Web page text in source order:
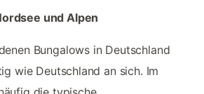
und Alpen
Bungalows in Deutschland
wie Deutschland an sich. Im